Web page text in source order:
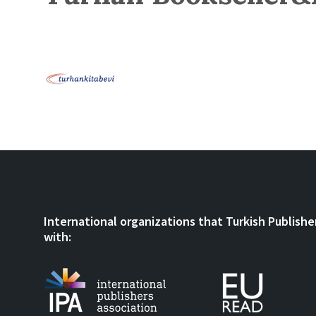
International organizations that Turkish
with: